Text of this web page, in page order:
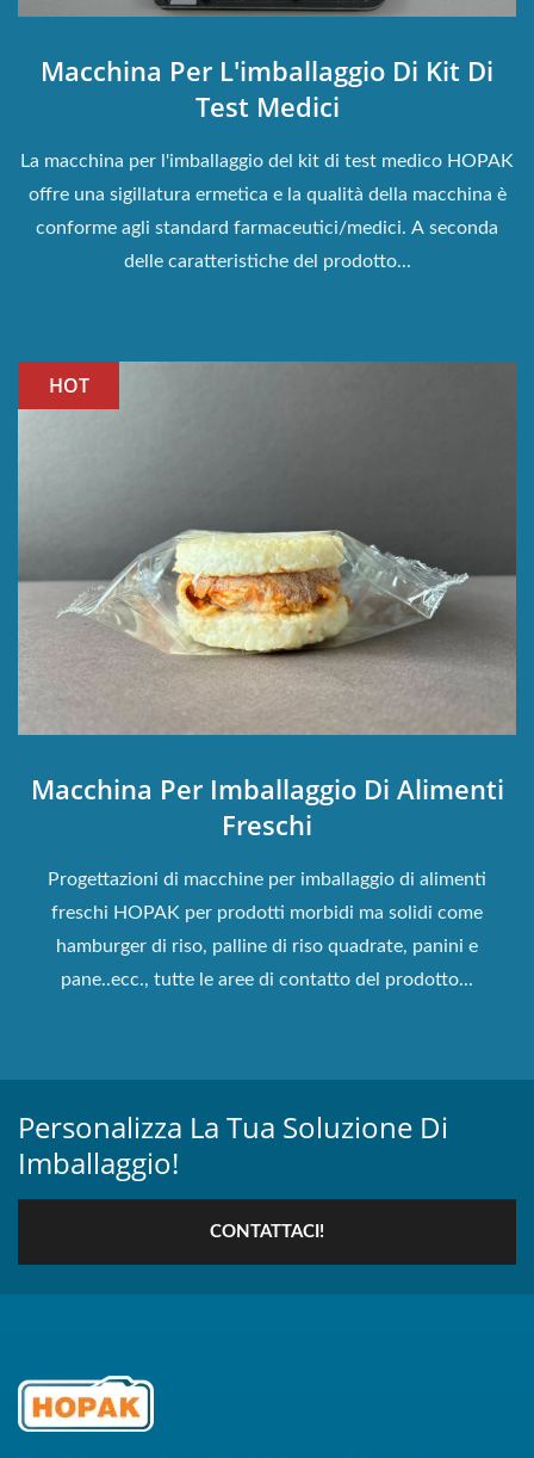
Macchina Per L'imballaggio Di Kit Di
Test Medici
La macchina per l'imballaggio del kit di test medico HOPAK
offre una sigillatura ermetica e la qualità della macchina è
conforme agli standard farmaceutici/medici. A seconda
delle caratteristiche del prodotto...
HOT
Macchina Per Imballaggio Di Alimenti
Freschi
Progettazioni di macchine per imballaggio di alimenti
freschi HOPAK per prodotti morbidi ma solidi come
hamburger di riso, palline di riso quadrate, panini e
pane..ecc., tutte le aree di contatto del prodotto...
Personalizza La Tua Soluzione Di
Imballaggio!
CONTATTACI!